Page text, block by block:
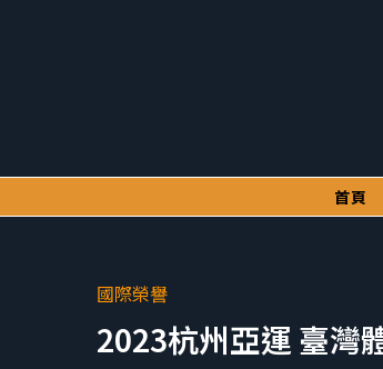
首頁
國際榮譽
2023杭州亞運 臺灣